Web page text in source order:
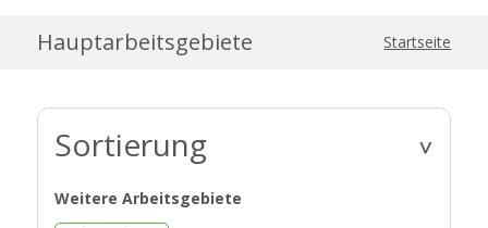
Hauptarbeitsgebiete Startseite
Sortierung >
Weitere Arbeitsgebiete